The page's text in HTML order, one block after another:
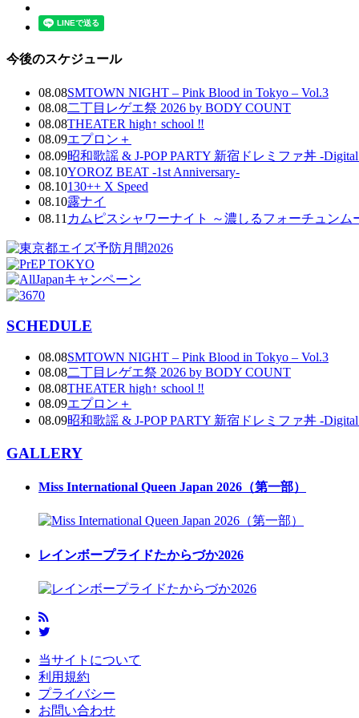
今後のスケジュール
08.08SMTOWN NIGHT – Pink Blood in Tokyo – Vol.3
08.08二丁目レゲエ祭 2026 by BODY COUNT
08.08THEATER high↑ school ‼
08.09エプロン＋
08.09昭和歌謡 & J-POP PARTY 新宿ドレミファ丼 -
08.10YOROZ BEAT -1st Anniversary-
08.10130++ X Speed
08.10露ナイ
08.11 カムピスシャワーナイト ～濃しるフォーチュンム
SCHEDULE
08.08SMTOWN NIGHT – Pink Blood in Tokyo – Vol.3
08.08二丁目レゲエ祭 2026 by BODY COUNT
08.08THEATER high↑ school ‼
08.09エプロン＋
08.09昭和歌謡 & J-POP PARTY 新宿ドレミファ丼 -
GALLERY
Miss International Queen Japan 2026（第一部）
レインボープライドたからづか2026
当サイトについて
利用規約
プライバシー
お問い合わせ